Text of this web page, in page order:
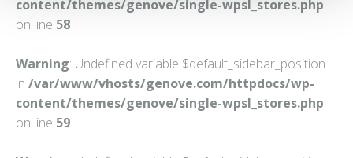
content/themes/genove/single-wpsl_stores.php
on line 58
Warning: Undefined variable $default_sidebar_position
in /var/www/vhosts/genove.com/httpdocs/wp-
content/themes/genove/single-wpsl_stores.php
on line 59